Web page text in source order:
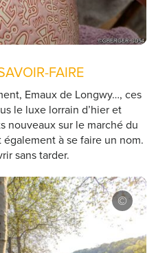
FAIRE
Emaux de Longwy…, ces
le luxe lorrain d’hier et
nouveaux sur le marché du
à se faire un nom.
sans tarder.